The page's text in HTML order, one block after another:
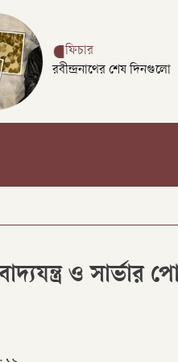
ফিচার
রবীন্দ্রনাথের শেষ দিনগুলো
ও